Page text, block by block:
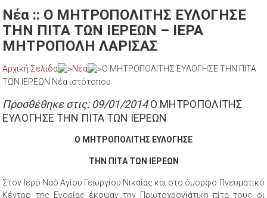
Εκκλησία
της
Ελλάδος
Νέα :: Ο ΜΗΤΡΟΠΟΛΙΤΗΣ ΕΥΛΟΓΗΣΕ
ΤΗΝ ΠΙΤΑ ΤΩΝ ΙΕΡΕΩΝ – ΙΕΡΑ
ΜΗΤΡΟΠΟΛΗ ΛΑΡΙΣΑΣ
Αρχική Σελίδα Νέα
Ο ΜΗΤΡΟΠΟΛΙΤΗΣ ΕΥΛΟΓΗΣΕ ΤΗΝ ΠΙΤΑ
ΤΩΝ ΙΕΡΕΩΝ Νέα ιστότοπου
Προσθέθηκε στις: 09/01/2014Ο ΜΗΤΡΟΠΟΛΙΤΗΣ
ΕΥΛΟΓΗΣΕ ΤΗΝ ΠΙΤΑ ΤΩΝ ΙΕΡΕΩΝ
Ο ΜΗΤΡΟΠΟΛΙΤΗΣ ΕΥΛΟΓΗΣΕ
ΤΗΝ ΠΙΤΑ ΤΩΝ ΙΕΡΕΩΝ
Στον Ιερό Ναό Αγίου Γεωργίου Νικαίας και στο όμορφο Πνευματικό
Κέντρο της Ενορίας έκοψαν την Πρωτοχρονιάτικη πίτα τους οι